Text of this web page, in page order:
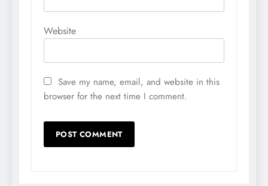
Website
Save my name, email, and website in this
browser for the next time I comment.